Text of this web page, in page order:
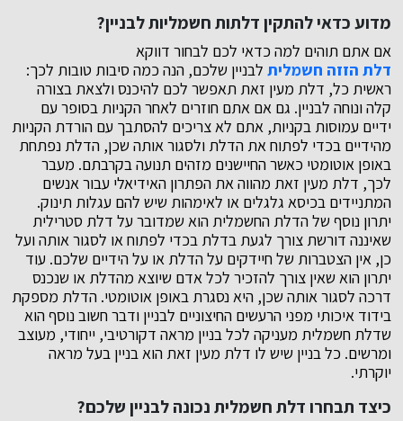
מדוע כדאי להתקין דלתות חשמליות לבניין?
אם אתם תוהים למה כדאי לכם לבחור דווקא
דלת הזזה חשמליתלבניין שלכם, הנה כמה סיבות טובות לכך:
ראשית כל, דלת מעין זאת תאפשר לכם להיכנס ולצאת בצורה
קלה ונוחה לבניין. גם אם אתם חוזרים לאחר הקניות בסופר עם
ידיים עמוסות בקניות, אתם לא צריכים להסתבך עם הורדת הקניות
מהידיים בכדי לפתוח את הדלת ולסגור אותה שכן, הדלת נפתחת
באופן אוטומטי כאשר החיישנים מזהים תנועה בקרבתם. מעבר
לכך, דלת מעין זאת מהווה את הפתרון האידיאלי עבור אנשים
המתניידים בכיסא גלגלים או לאימהות שיש להם עגלות תינוק.
יתרון נוסף של הדלת החשמלית הוא שמדובר על דלת סטרילית
שאיננה דורשת צורך לגעת בדלת בכדי לפתוח או לסגור אותה ועל
כן, אין הצטברות של חיידקים על הדלת או על הידיים שלכם. עוד
יתרון הוא שאין צורך להזכיר לכל אדם שיוצא מהדלת או שנכנס
דרכה לסגור אותה שכן, היא נסגרת באופן אוטומטי. הדלת מספקת
בידוד איכותי מפני הרעשים החיצוניים לבניין ודבר חשוב נוסף הוא
שדלת חשמלית מעניקה לכל בניין מראה דקורטיבי, ייחודי, מעוצב
ומרשים. כל בניין שיש לו דלת מעין זאת הוא בניין בעל מראה
יוקרתי.
כיצד תבחרו דלת חשמלית נכונה לבניין שלכם?